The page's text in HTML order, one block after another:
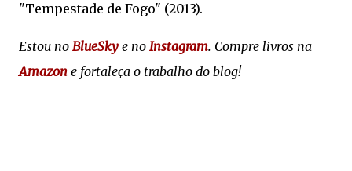
"Tempestade de Fogo" (2013).
Estou no BlueSky e no Instagram. Compre livros na
Amazon e fortaleça o trabalho do blog!